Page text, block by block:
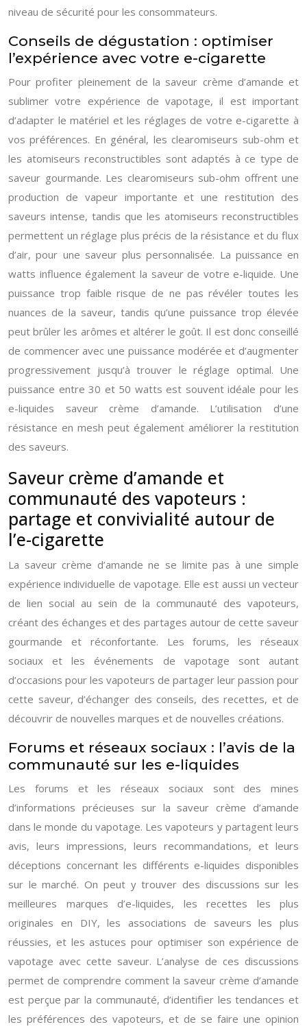
niveau de sécurité pour les consommateurs.
Conseils de dégustation : optimiser
l’expérience avec votre e-cigarette
Pour profiter pleinement de la saveur crème d’amande et
sublimer votre expérience de vapotage, il est important
d’adapter le matériel et les réglages de votre e-cigarette à
vos préférences. En général, les clearomiseurs sub-ohm et
les atomiseurs reconstructibles sont adaptés à ce type de
saveur gourmande. Les clearomiseurs sub-ohm offrent une
production de vapeur importante et une restitution des
saveurs intense, tandis que les atomiseurs reconstructibles
permettent un réglage plus précis de la résistance et du flux
d’air, pour une saveur plus personnalisée. La puissance en
watts influence également la saveur de votre e-liquide. Une
puissance trop faible risque de ne pas révéler toutes les
nuances de la saveur, tandis qu’une puissance trop élevée
peut brûler les arômes et altérer le goût. Il est donc conseillé
de commencer avec une puissance modérée et d’augmenter
progressivement jusqu’à trouver le réglage optimal. Une
puissance entre 30 et 50 watts est souvent idéale pour les
e-liquides saveur crème d’amande. L’utilisation d’une
résistance en mesh peut également améliorer la restitution
des saveurs.
Saveur crème d’amande et
communauté des vapoteurs :
partage et convivialité autour de
l’e-cigarette
La saveur crème d’amande ne se limite pas à une simple
expérience individuelle de vapotage. Elle est aussi un vecteur
de lien social au sein de la communauté des vapoteurs,
créant des échanges et des partages autour de cette saveur
gourmande et réconfortante. Les forums, les réseaux
sociaux et les événements de vapotage sont autant
d’occasions pour les vapoteurs de partager leur passion pour
cette saveur, d’échanger des conseils, des recettes, et de
découvrir de nouvelles marques et de nouvelles créations.
Forums et réseaux sociaux : l’avis de la
communauté sur les e-liquides
Les forums et les réseaux sociaux sont des mines
d’informations précieuses sur la saveur crème d’amande
dans le monde du vapotage. Les vapoteurs y partagent leurs
avis, leurs impressions, leurs recommandations, et leurs
déceptions concernant les différents e-liquides disponibles
sur le marché. On peut y trouver des discussions sur les
meilleures marques d’e-liquides, les recettes les plus
originales en DIY, les associations de saveurs les plus
réussies, et les astuces pour optimiser son expérience de
vapotage avec cette saveur. L’analyse de ces discussions
permet de comprendre comment la saveur crème d’amande
est perçue par la communauté, d’identifier les tendances et
les préférences des vapoteurs, et de se faire une opinion